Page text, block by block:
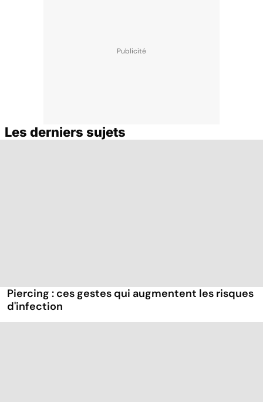
Les derniers sujets
Piercing : ces gestes qui augmentent les risques
d'infection